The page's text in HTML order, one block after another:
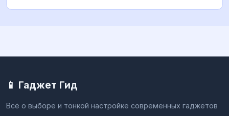
📱 Гаджет Гид
Всё о выборе и тонкой настройке современных гаджетов